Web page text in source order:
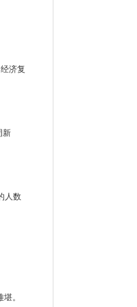
济复
新
人数
。